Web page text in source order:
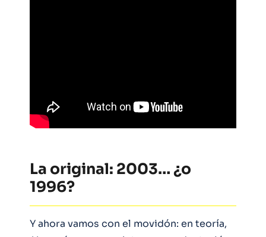
La original: 2003… ¿o
1996?
Y ahora vamos con el movidón: en teoría,